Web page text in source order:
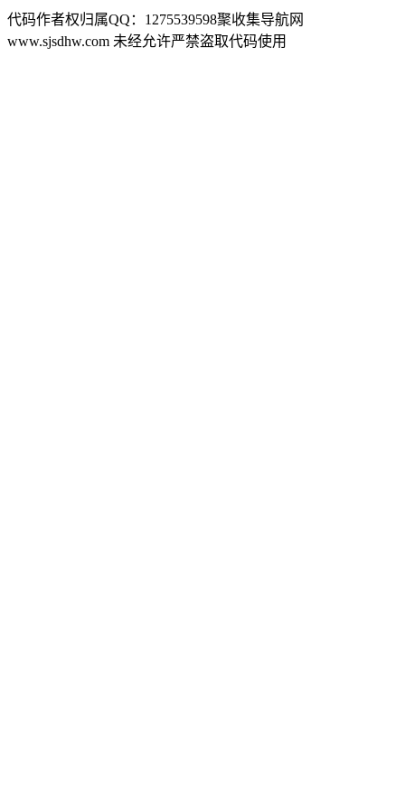
代码作者权归属QQ：1275539598聚收集导航网
www.sjsdhw.com 未经允许严禁盗取代码使用